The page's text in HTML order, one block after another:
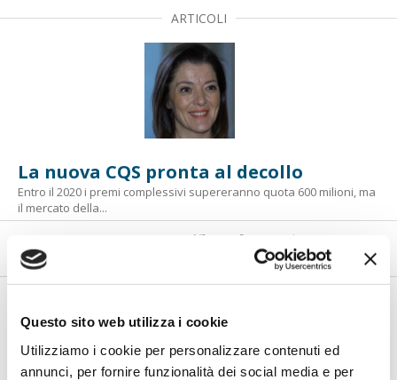
Questo sito web utilizza i cookie
Utilizziamo i cookie per personalizzare contenuti ed
annunci, per fornire funzionalità dei social media e per
ARTICOLI
La nuova CQS pronta al decollo
Entro il 2020 i premi complessivi supereranno quota 600 milioni, ma
il mercato della...
1 /3 Pag. successiva